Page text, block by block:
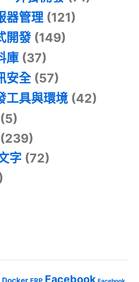
器管理(121)
開發(149)
庫(37)
安全(57)
工具與環境(42)
(5)
(239)
字 (72)
Facebook